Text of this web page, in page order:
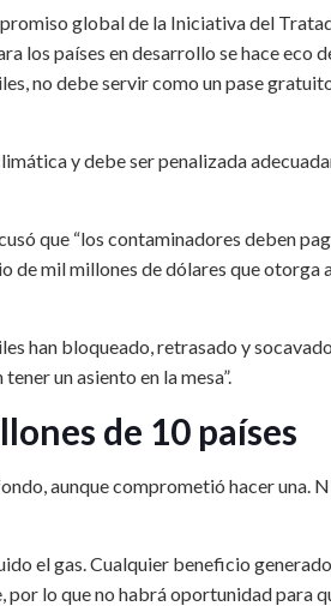
global de la Iniciativa del
los países en desarrollo se hace eco
no debe servir como un pase
y debe ser penalizada
que “los contaminadores deben
de mil millones de dólares que otorga
han bloqueado, retrasado y
un asiento en la mesa”.
de 10 países
aunque comprometió hacer una.
el gas. Cualquier beneficio
lo que no habrá oportunidad para